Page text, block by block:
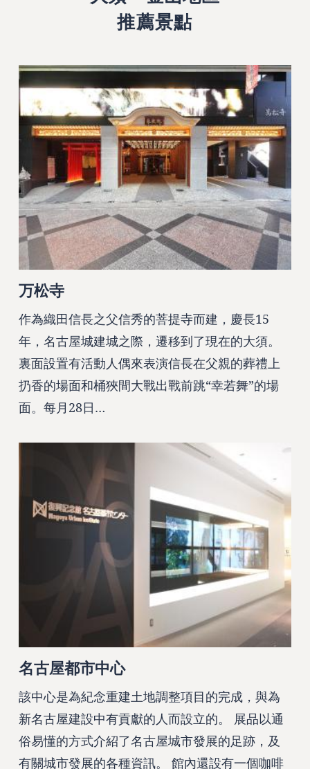
推薦景點
万松寺
作為織田信長之父信秀的菩提寺而建，慶長15
年，名古屋城建城之際，遷移到了現在的大須。
裏面設置有活動人偶來表演信長在父親的葬禮上
扔香的場面和桶狹間大戰出戰前跳“幸若舞”的場
面。每月28日…
名古屋都市中心
該中心是為紀念重建土地調整項目的完成，與為
新名古屋建設中有貢獻的人而設立的。 展品以通
俗易懂的方式介紹了名古屋城市發展的足跡，及
有關城市發展的各種資訊。 館內還設有一個咖啡